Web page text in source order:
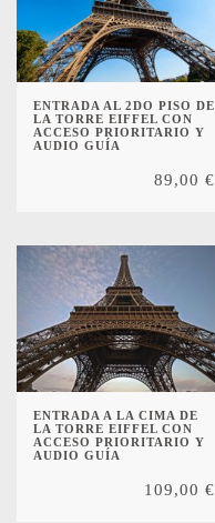
ENTRADA AL 2DO PISO DE
LA TORRE EIFFEL CON
ACCESO PRIORITARIO Y
AUDIO GUÍA
89,00 €
ENTRADA A LA CIMA DE
LA TORRE EIFFEL CON
ACCESO PRIORITARIO Y
AUDIO GUÍA
109,00 €